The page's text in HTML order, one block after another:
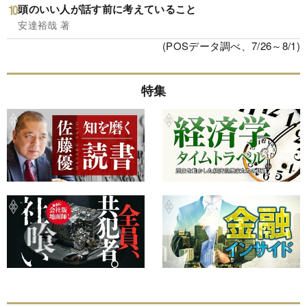
頭のいい人が話す前に考えていること
安達裕哉 著
(POSデータ調べ、7/26～8/1)
特集